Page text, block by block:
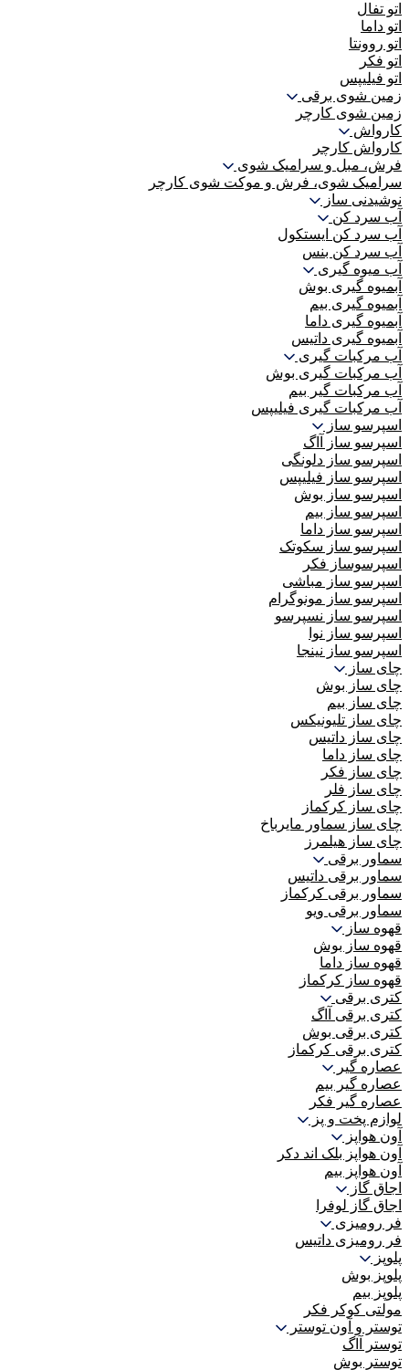
اتو تفال
اتو داما
اتو روونتا
اتو فکر
اتو فیلیپس
زمین شوی برقی
زمین شوی کارچر
کارواش
کارواش کارچر
فرش، مبل و سرامیک شوی
سرامیک شوی، فرش و موکت شوی کارچر
نوشیدنی ساز
آب سرد کن
آب سرد کن ایستکول
آب سرد کن بنس
آب میوه گیری
آبمیوه گیری بوش
آبمیوه گیری بیم
آبمیوه گیری داما
آبمیوه گیری داتیس
آب مرکبات گیری
آب مرکبات گیری بوش
آب مرکبات گیر بیم
آب مرکبات گیری فیلیپس
اسپرسو ساز
اسپرسو ساز آاگ
اسپرسو ساز دلونگی
اسپرسو ساز فیلیپس
اسپرسو ساز بوش
اسپرسو ساز بیم
اسپرسو ساز داما
اسپرسو ساز سکوتک
اسپرسوساز فکر
اسپرسو ساز مباشی
اسپرسو ساز مونوگرام
اسپرسو ساز نسپرسو
اسپرسو ساز نوا
اسپرسو ساز نینجا
چای ساز
چای ساز بوش
چای ساز بیم
چای ساز تلیونیکس
چای ساز داتیس
چای ساز داما
چای ساز فکر
چای ساز فلر
چای ساز کرکماز
چای ساز سماور مایرباخ
چای ساز هیلمرز
سماور برقی
سماور برقی داتیس
سماور برقی کرکماز
سماور برقی ویو
قهوه ساز
قهوه ساز بوش
قهوه ساز داما
قهوه ساز کرکماز
کتری برقی
کتری برقی آاگ
کتری برقی بوش
کتری برقی کرکماز
عصاره گیر
عصاره گیر بیم
عصاره گیر فکر
لوازم پخت و پز
آون هواپز
آون هواپز بلک اند دکر
آون هواپز بیم
اجاق گاز
اجاق گاز لوفرا
فر رومیزی
فر رومیزی داتیس
پلوپز
پلوپز بوش
پلوپز بیم
مولتی کوکر فکر
توستر و آون توستر
توستر آاگ
توستر بوش